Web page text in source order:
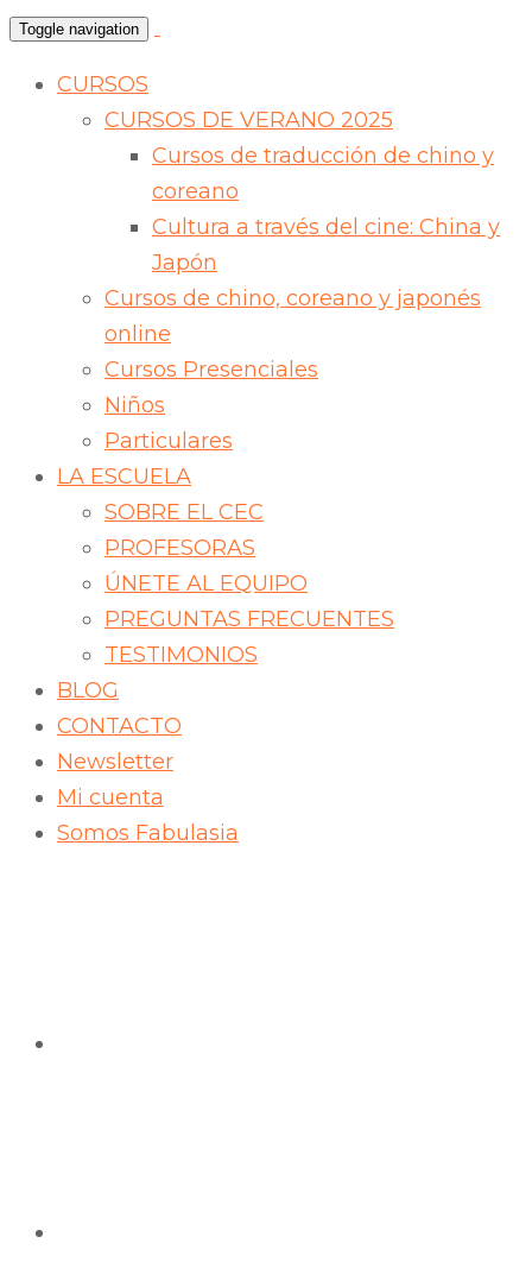
Toggle navigation
CURSOS
CURSOS DE VERANO 2025
Cursos de traducción de chino y
coreano
Cultura a través del cine: China y
Japón
Cursos de chino, coreano y japonés
online
Cursos Presenciales
Niños
Particulares
LA ESCUELA
SOBRE EL CEC
PROFESORAS
ÚNETE AL EQUIPO
PREGUNTAS FRECUENTES
TESTIMONIOS
BLOG
CONTACTO
Newsletter
Mi cuenta
Somos Fabulasia